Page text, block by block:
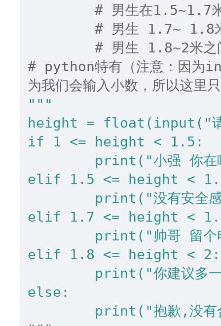
# 男生在1.5~1.7
# 男生 1.7~ 1.8
# 男生 1.8~2米之
# python特有（注意：因为
为我们会输入小数，所以这
"""
height = float(input("请
if 1 <= height < 1.5:
elif 1.5 <= height <
elif 1.7 <= height <
elif 1.8 <= height < 2:
else: